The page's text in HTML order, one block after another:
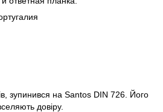
зупинився на Santos DIN 726. Його
довіру.